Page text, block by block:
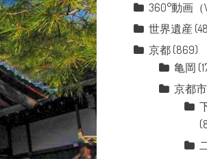
360°動画（
世界遺産
京都 (869)
亀岡
京都市